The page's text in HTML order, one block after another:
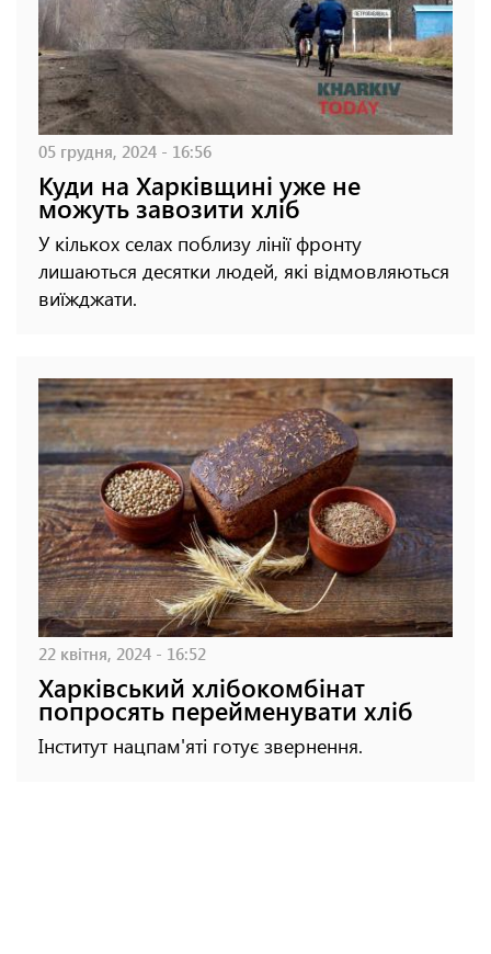
05 грудня, 2024 - 16:56
Куди на Харківщині уже не
можуть завозити хліб
У кількох селах поблизу лінії фронту
лишаються десятки людей, які відмовляються
виїжджати.
22 квітня, 2024 - 16:52
Харківський хлібокомбінат
попросять перейменувати хліб
Інститут нацпам'яті готує звернення.